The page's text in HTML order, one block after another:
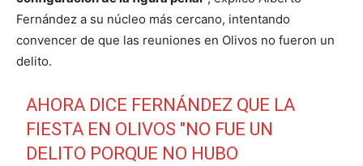
Fernández a su núcleo más cercano, intentando
convencer de que las reuniones en Olivos no fueron un
delito.
AHORA DICE FERNÁNDEZ QUE LA
FIESTA EN OLIVOS "NO FUE UN
DELITO PORQUE NO HUBO